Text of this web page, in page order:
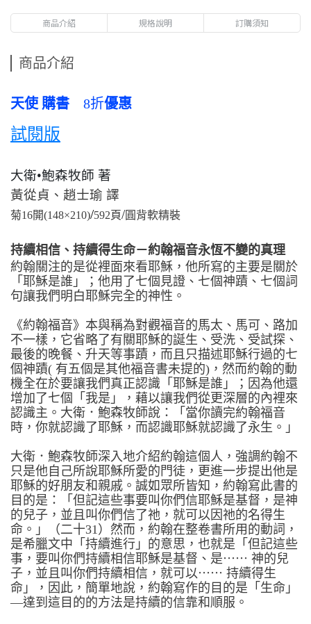
商品介紹 規格說明 訂購須知
商品介紹
天使 購書 8折優惠
試閱版
大衛•鮑森牧師 著
黃從貞、趙士瑜 譯
菊16開(148×210)/592頁/圓背軟精裝
持續相信、持續得生命－約翰福音永恆不變的真理
約翰關注的是從裡面來看耶穌，他所寫的主要是關於
「耶穌是誰」；他用了七個見證、七個神蹟、七個詞
句讓我們明白耶穌完全的神性。
《約翰福音》本與稱為對觀福音的馬太、馬可、路加
不一樣，它省略了有關耶穌的誕生、受洗、受試探、
最後的晚餐、升天等事蹟，而且只描述耶穌行過的七
個神蹟( 有五個是其他福音書未提的)，然而約翰的動
機全在於要讓我們真正認識「耶穌是誰」；因為他還
增加了七個「我是」，藉以讓我們從更深層的內裡來
認識主。大衛．鮑森牧師說：「當你讀完約翰福音
時，你就認識了耶穌，而認識耶穌就認識了永生。」
大衛．鮑森牧師深入地介紹約翰這個人，強調約翰不
只是他自己所說耶穌所愛的門徒，更進一步提出他是
耶穌的好朋友和親戚。誠如眾所皆知，約翰寫此書的
目的是：「但記這些事要叫你們信耶穌是基督，是神
的兒子，並且叫你們信了祂，就可以因祂的名得生
命。」（二十31）然而，約翰在整卷書所用的動詞，
是希臘文中「持續進行」的意思，也就是「但記這些
事，要叫你們持續相信耶穌是基督、是⋯⋯ 神的兒
子，並且叫你們持續相信，就可以⋯⋯ 持續得生
命」，因此，簡單地說，約翰寫作的目的是「生命」
—達到這目的的方法是持續的信靠和順服。